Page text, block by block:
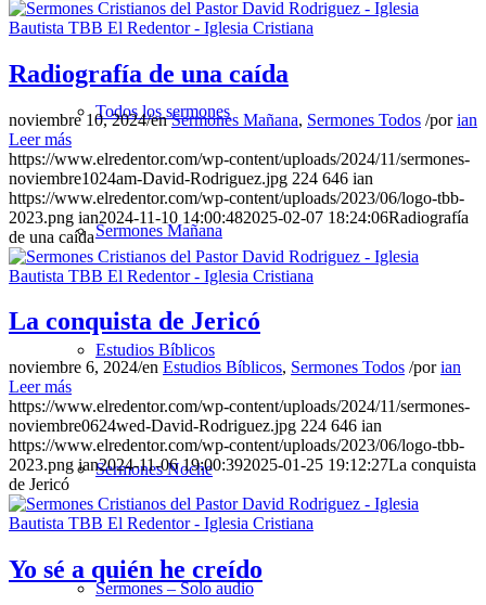
Todos los sermones
Sermones Mañana
Estudios Bíblicos
Sermones Noche
Sermones – Solo audio
Radiografía de una caída
noviembre 10, 2024/enSermones Mañana, Sermones Todos /porian
Leer más
https://www.elredentor.com/wp-content/uploads/2024/11/sermones-
noviembre1024am-David-Rodriguez.jpg 224 646 ian
https://www.elredentor.com/wp-content/uploads/2023/06/logo-tbb-
2023.png ian2024-11-10 14:00:482025-02-07 18:24:06Radiografía
de una caída
La conquista de Jericó
noviembre 6, 2024/en Estudios Bíblicos, Sermones Todos /porian
Leer más
https://www.elredentor.com/wp-content/uploads/2024/11/sermones-
noviembre0624wed-David-Rodriguez.jpg 224 646 ian
https://www.elredentor.com/wp-content/uploads/2023/06/logo-tbb-
2023.png ian2024-11-06 19:00:392025-01-25 19:12:27La conquista
de Jericó
Yo sé a quién he creído